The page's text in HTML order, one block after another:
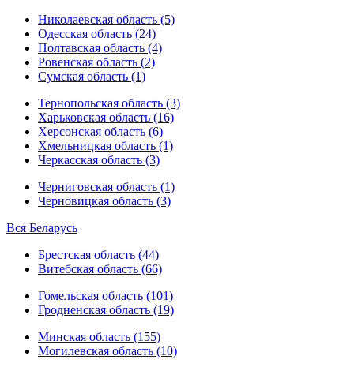
Николаевская область (5)
Одесская область (24)
Полтавская область (4)
Ровенская область (2)
Сумская область (1)
Тернопольская область (3)
Харьковская область (16)
Херсонская область (6)
Хмельницкая область (1)
Черкасская область (3)
Черниговская область (1)
Черновицкая область (3)
Вся Беларусь
Брестская область (44)
Витебская область (66)
Гомельская область (101)
Гродненская область (19)
Минская область (155)
Могилевская область (10)